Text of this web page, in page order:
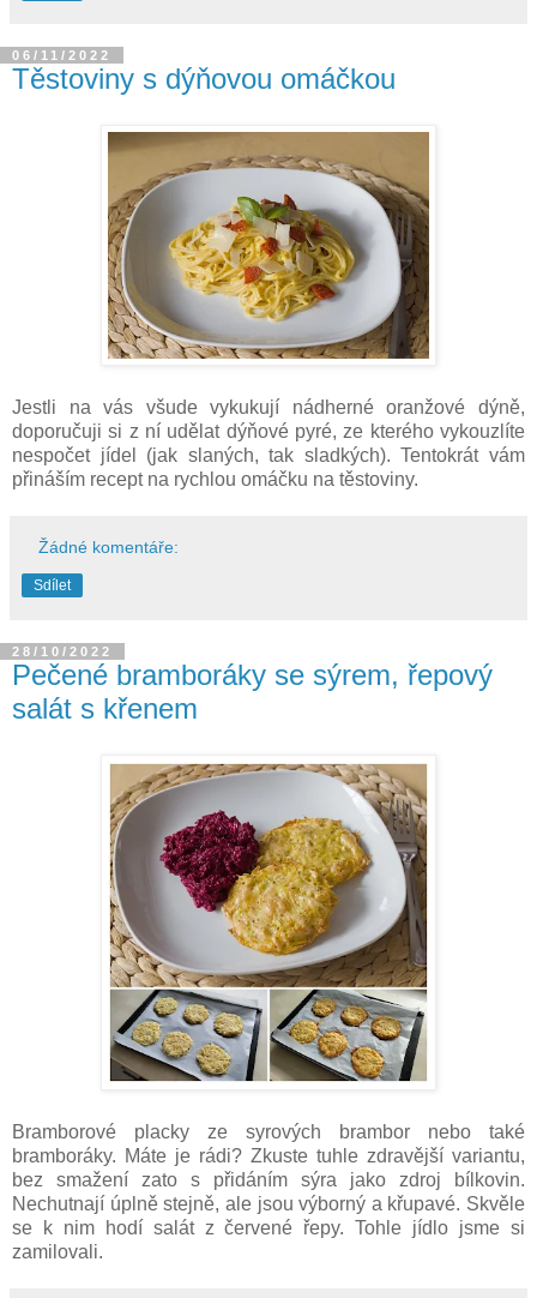
06/11/2022
Těstoviny s dýňovou omáčkou
Jestli na vás všude vykukují nádherné oranžové dýně,
doporučuji si z ní udělat dýňové pyré, ze kterého vykouzlíte
nespočet jídel (jak slaných, tak sladkých). Tentokrát vám
přináším recept na rychlou omáčku na těstoviny.
Žádné komentáře:
Sdílet
28/10/2022
Pečené bramboráky se sýrem, řepový
salát s křenem
Bramborové placky ze syrových brambor nebo také
bramboráky. Máte je rádi? Zkuste tuhle zdravější variantu,
bez smažení zato s přidáním sýra jako zdroj bílkovin.
Nechutnají úplně stejně, ale jsou výborný a křupavé. Skvěle
se k nim hodí salát z červené řepy. Tohle jídlo jsme si
zamilovali.